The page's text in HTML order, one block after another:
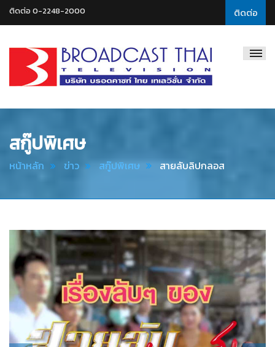
ติดต่อ
ติดต่อ 0-2248-2000
Thai
สกู๊ปพิเศษ
หน้าหลัก ข่าว สกู๊ปพิเศษ สายลับลิปกลอส